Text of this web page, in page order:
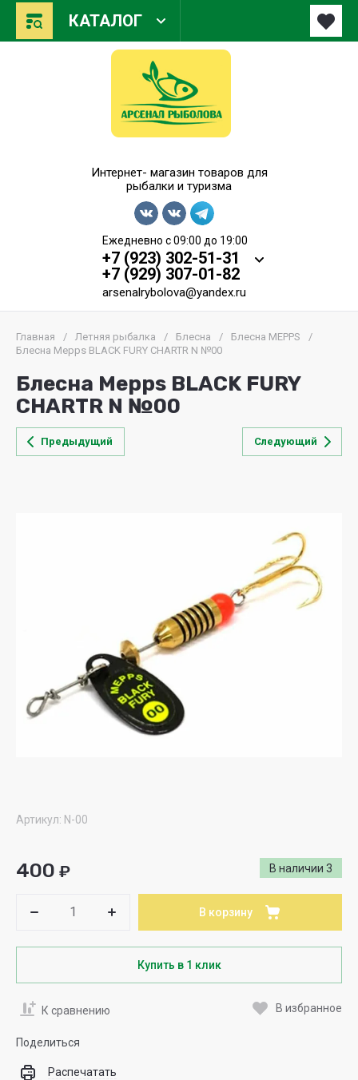
КАТАЛОГ
Интернет- магазин товаров для
рыбалки и туризма
Ежедневно с 09:00 до 19:00
+7 (923) 302-51-31
+7 (929) 307-01-82
arsenalrybolova@yandex.ru
Главная / Летняя рыбалка / Блесна / Блесна MEPPS
/
Блесна Mepps BLACK FURY CHARTR N №00
Блесна Mepps BLACK FURY
CHARTR N №00
Предыдущий Следующий
Артикул: N-00
В наличии 3
400 ₽
В корзину
Купить в 1 клик
К сравнению В избранное
Поделиться
Распечатать